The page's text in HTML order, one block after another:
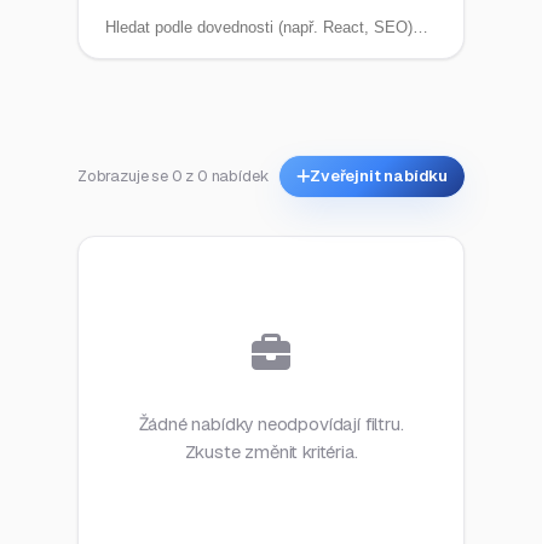
Zobrazuje se 0 z 0 nabídek Zveřejnit nabídku
Žádné nabídky neodpovídají filtru.
Zkuste změnit kritéria.